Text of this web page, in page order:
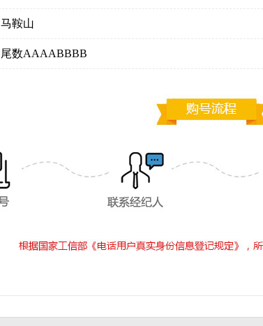
马鞍山
尾数AAAABBBB